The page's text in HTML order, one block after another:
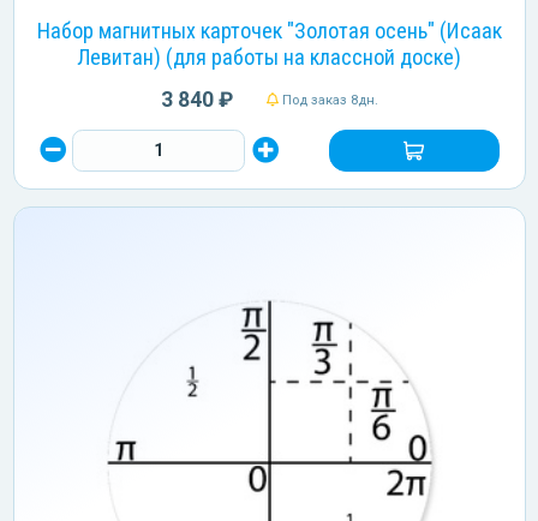
Набор магнитных карточек "Золотая осень" (Исаак
Левитан) (для работы на классной доске)
3 840 ₽ Под заказ 8дн.